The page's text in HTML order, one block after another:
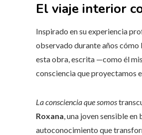
El viaje interior
Inspirado en su experiencia
observado durante años cómo
esta obra, escrita —como él
consciencia que proyectamos
La consciencia que somos
Roxana, una joven sensible
autoconocimiento que